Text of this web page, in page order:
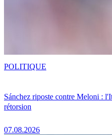
Sánchez riposte contre Meloni :
rétorsion
07.08.2026
POLITIQUE